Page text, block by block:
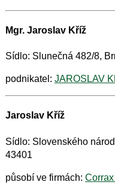
Mgr. Jaroslav Kříž
Sídlo: Slunečná 482/8,
podnikatel: JAROSLAV
Jaroslav Kříž
Sídlo: Slovenského
43401
působí ve firmách: Corrax